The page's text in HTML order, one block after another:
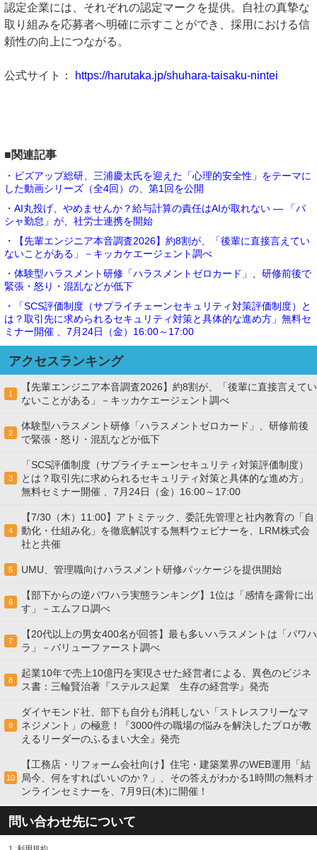
認定企業には、それぞれの認定マークを提供。自社の真摯な
取り組みを応募者へ明確に示すことができ、採用における信
頼性の向上につながる。
公式サイト： https://harutaka.jp/shuhara-taisaku-nintei
■関連記事
・ビズアップ総研、三浦慶太氏を迎えた「心理的安全性」をテーマに
した動画シリーズ（全4回）の、第1回を公開
・AI丸投げ、やめませんか？給与計算の責任はAIが取れない ― 「パ
シャ勤怠」が、社労士連携を開始
・【先輩エンジニア本音調査2026】約8割が、「後輩に直接言えてい
ないことがある」－キッカケエージェント調べ
・体験型ハラスメント研修「ハラスメントゼロカード」、研修前後で
緊張・怒り・混乱などが低下
・「SCS評価制度（サプライチェーンセキュリティ対策評価制度）と
は？取引先に求められるセキュリティ対策と具体的な進め方」無料セ
ミナー開催 、7月24日（金）16:00～17:00
アクセスランキング
1
【先輩エンジニア本音調査2026】約8割が、「後輩に直接言えてい
ないことがある」－キッカケエージェント調べ
2
体験型ハラスメント研修「ハラスメントゼロカード」、研修前後
で緊張・怒り・混乱などが低下
3
「SCS評価制度（サプライチェーンセキュリティ対策評価制度）
とは？取引先に求められるセキュリティ対策と具体的な進め方」
無料セミナー開催 、7月24日（金）16:00～17:00
4
【7/30（木）11:00】アトミテック、委託先管理と社内教育の「自
動化・仕組み化」を徹底解説する無料ウェビナーを、LRM株式会
社と共催
5 UMU、管理職向けハラスメント研修パッケージを提供開始
6
【部下からの逆パワハラ実態ランキング】1位は「感情を露骨に出
す」－エムフロ調べ
7
【20代以上の男女400名が回答】最も多いハラスメントは「パワハ
ラ」－バリューファースト調べ
8
起業10年で売上10億円を実現させた経営者による、異色のビジネ
ス書：三輪賢治著『ステルス起業 生存の経営学』発売
9
ダイヤモンド社、部下も自分も消耗しない「ストレスフリーなマ
ネジメント」の極意！『3000件の職場の悩みを解決したプロが教
えるリーダーのふるまい大全』発売
10
【工務店・リフォーム会社向け】住宅・建築業界のWEB運用「結
局今、何をすればいいのか？」、その答えがわかる1時間の無料オ
ンラインセミナーを、7月9日(木)に開催！
問い合わせ先について